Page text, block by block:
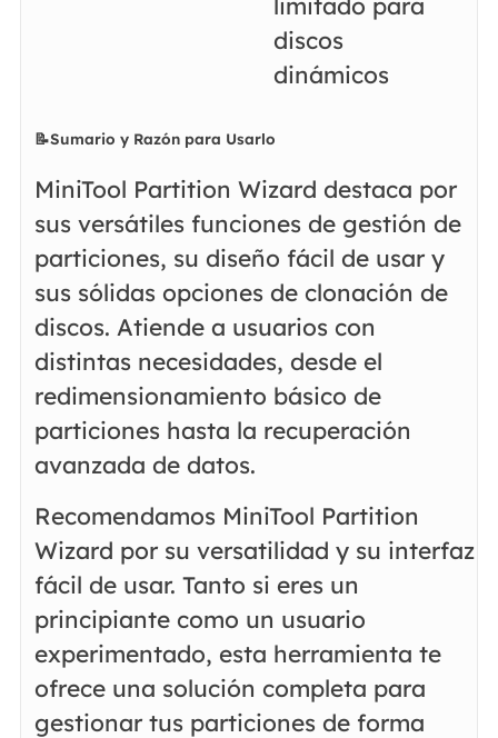
limitado para
discos
dinámicos
📝Sumario y Razón para Usarlo
MiniTool Partition Wizard destaca por
sus versátiles funciones de gestión de
particiones, su diseño fácil de usar y
sus sólidas opciones de clonación de
discos. Atiende a usuarios con
distintas necesidades, desde el
redimensionamiento básico de
particiones hasta la recuperación
avanzada de datos.
Recomendamos MiniTool Partition
Wizard por su versatilidad y su interfaz
fácil de usar. Tanto si eres un
principiante como un usuario
experimentado, esta herramienta te
ofrece una solución completa para
gestionar tus particiones de forma